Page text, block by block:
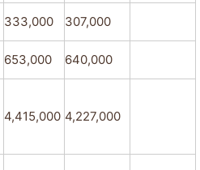
333,000
307,000
653,000
640,000
4,415,000 4,227,000